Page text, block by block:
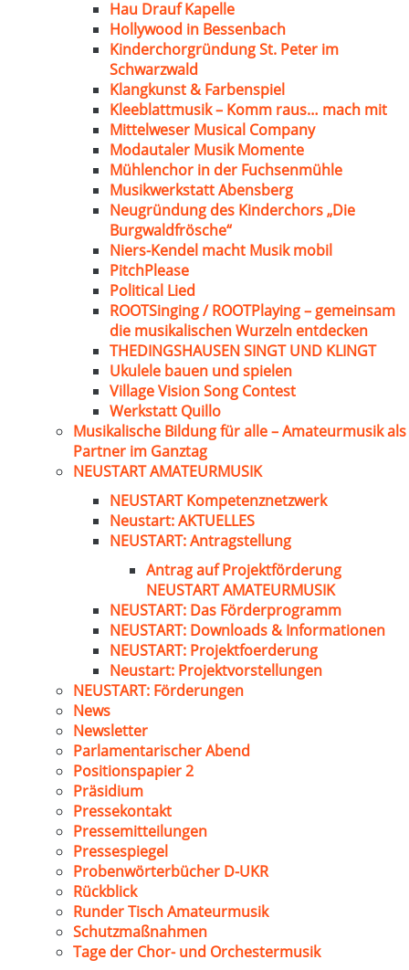
Hau Drauf Kapelle
Hollywood in Bessenbach
Kinderchorgründung St. Peter im
Schwarzwald
Klangkunst & Farbenspiel
Kleeblattmusik – Komm raus… mach mit
Mittelweser Musical Company
Modautaler Musik Momente
Mühlenchor in der Fuchsenmühle
Musikwerkstatt Abensberg
Neugründung des Kinderchors „Die
Burgwaldfrösche“
Niers-Kendel macht Musik mobil
PitchPlease
Political Lied
ROOTSinging / ROOTPlaying – gemeinsam
die musikalischen Wurzeln entdecken
THEDINGSHAUSEN SINGT UND KLINGT
Ukulele bauen und spielen
Village Vision Song Contest
Werkstatt Quillo
Musikalische Bildung für alle – Amateurmusik als
Partner im Ganztag
NEUSTART AMATEURMUSIK
NEUSTART Kompetenznetzwerk
Neustart: AKTUELLES
NEUSTART: Antragstellung
Antrag auf Projektförderung
NEUSTART AMATEURMUSIK
NEUSTART: Das Förderprogramm
NEUSTART: Downloads & Informationen
NEUSTART: Projektfoerderung
Neustart: Projektvorstellungen
NEUSTART: Förderungen
News
Newsletter
Parlamentarischer Abend
Positionspapier 2
Präsidium
Pressekontakt
Pressemitteilungen
Pressespiegel
Probenwörterbücher D-UKR
Rückblick
Runder Tisch Amateurmusik
Schutzmaßnahmen
Tage der Chor- und Orchestermusik